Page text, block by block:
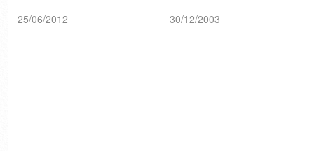
25/06/2012
30/12/2003